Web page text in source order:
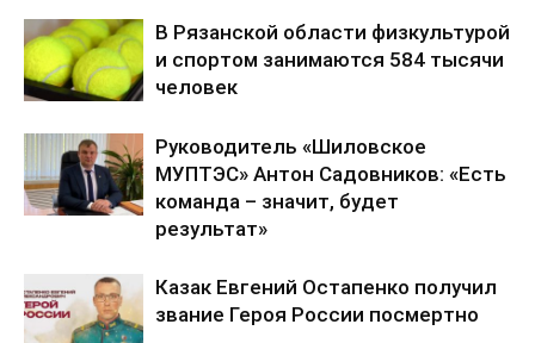
В Рязанской области физкультурой
и спортом занимаются 584 тысячи
человек
Руководитель «Шиловское
МУПТЭС» Антон Садовников: «Есть
команда – значит, будет
результат»
Казак Евгений Остапенко получил
звание Героя России посмертно